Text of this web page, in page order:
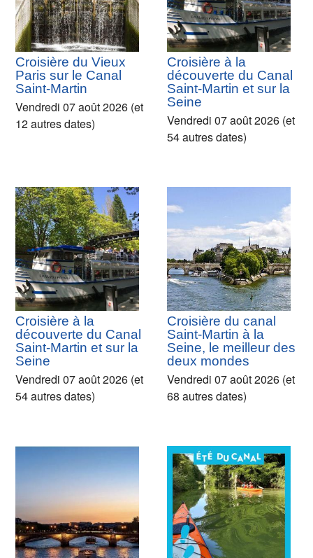
Croisière du Vieux
Paris sur le Canal
Saint-Martin
Vendredi 07 août 2026 (et
12 autres dates)
Croisière à la
découverte du Canal
Saint-Martin et sur la
Seine
Vendredi 07 août 2026 (et
54 autres dates)
Croisière à la
découverte du Canal
Saint-Martin et sur la
Seine
Vendredi 07 août 2026 (et
54 autres dates)
Croisière du canal
Saint-Martin à la
Seine, le meilleur des
deux mondes
Vendredi 07 août 2026 (et
68 autres dates)